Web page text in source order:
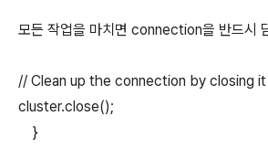
모든 작업을 마치면 connection을 반드시
// Clean up the connection by closing it
cluster.close();
}